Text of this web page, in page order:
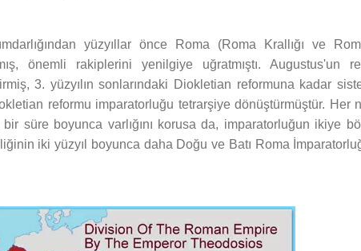
yüzyıllar önce Roma (Roma Krallığı ve
önemli rakiplerini yenilgiye uğratmıştı. Augustus'un
3. yüzyılın sonlarındaki Diokletian reformuna kadar
reformu imparatorluğu tetrarşiye dönüştürmüştür. Her
süre boyunca varlığını korusa da, imparatorluğun ikiye
iki yüzyıl boyunca daha Doğu ve Batı Roma